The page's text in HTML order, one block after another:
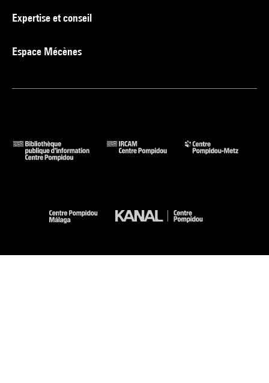
Expertise et conseil
Espace Mécènes